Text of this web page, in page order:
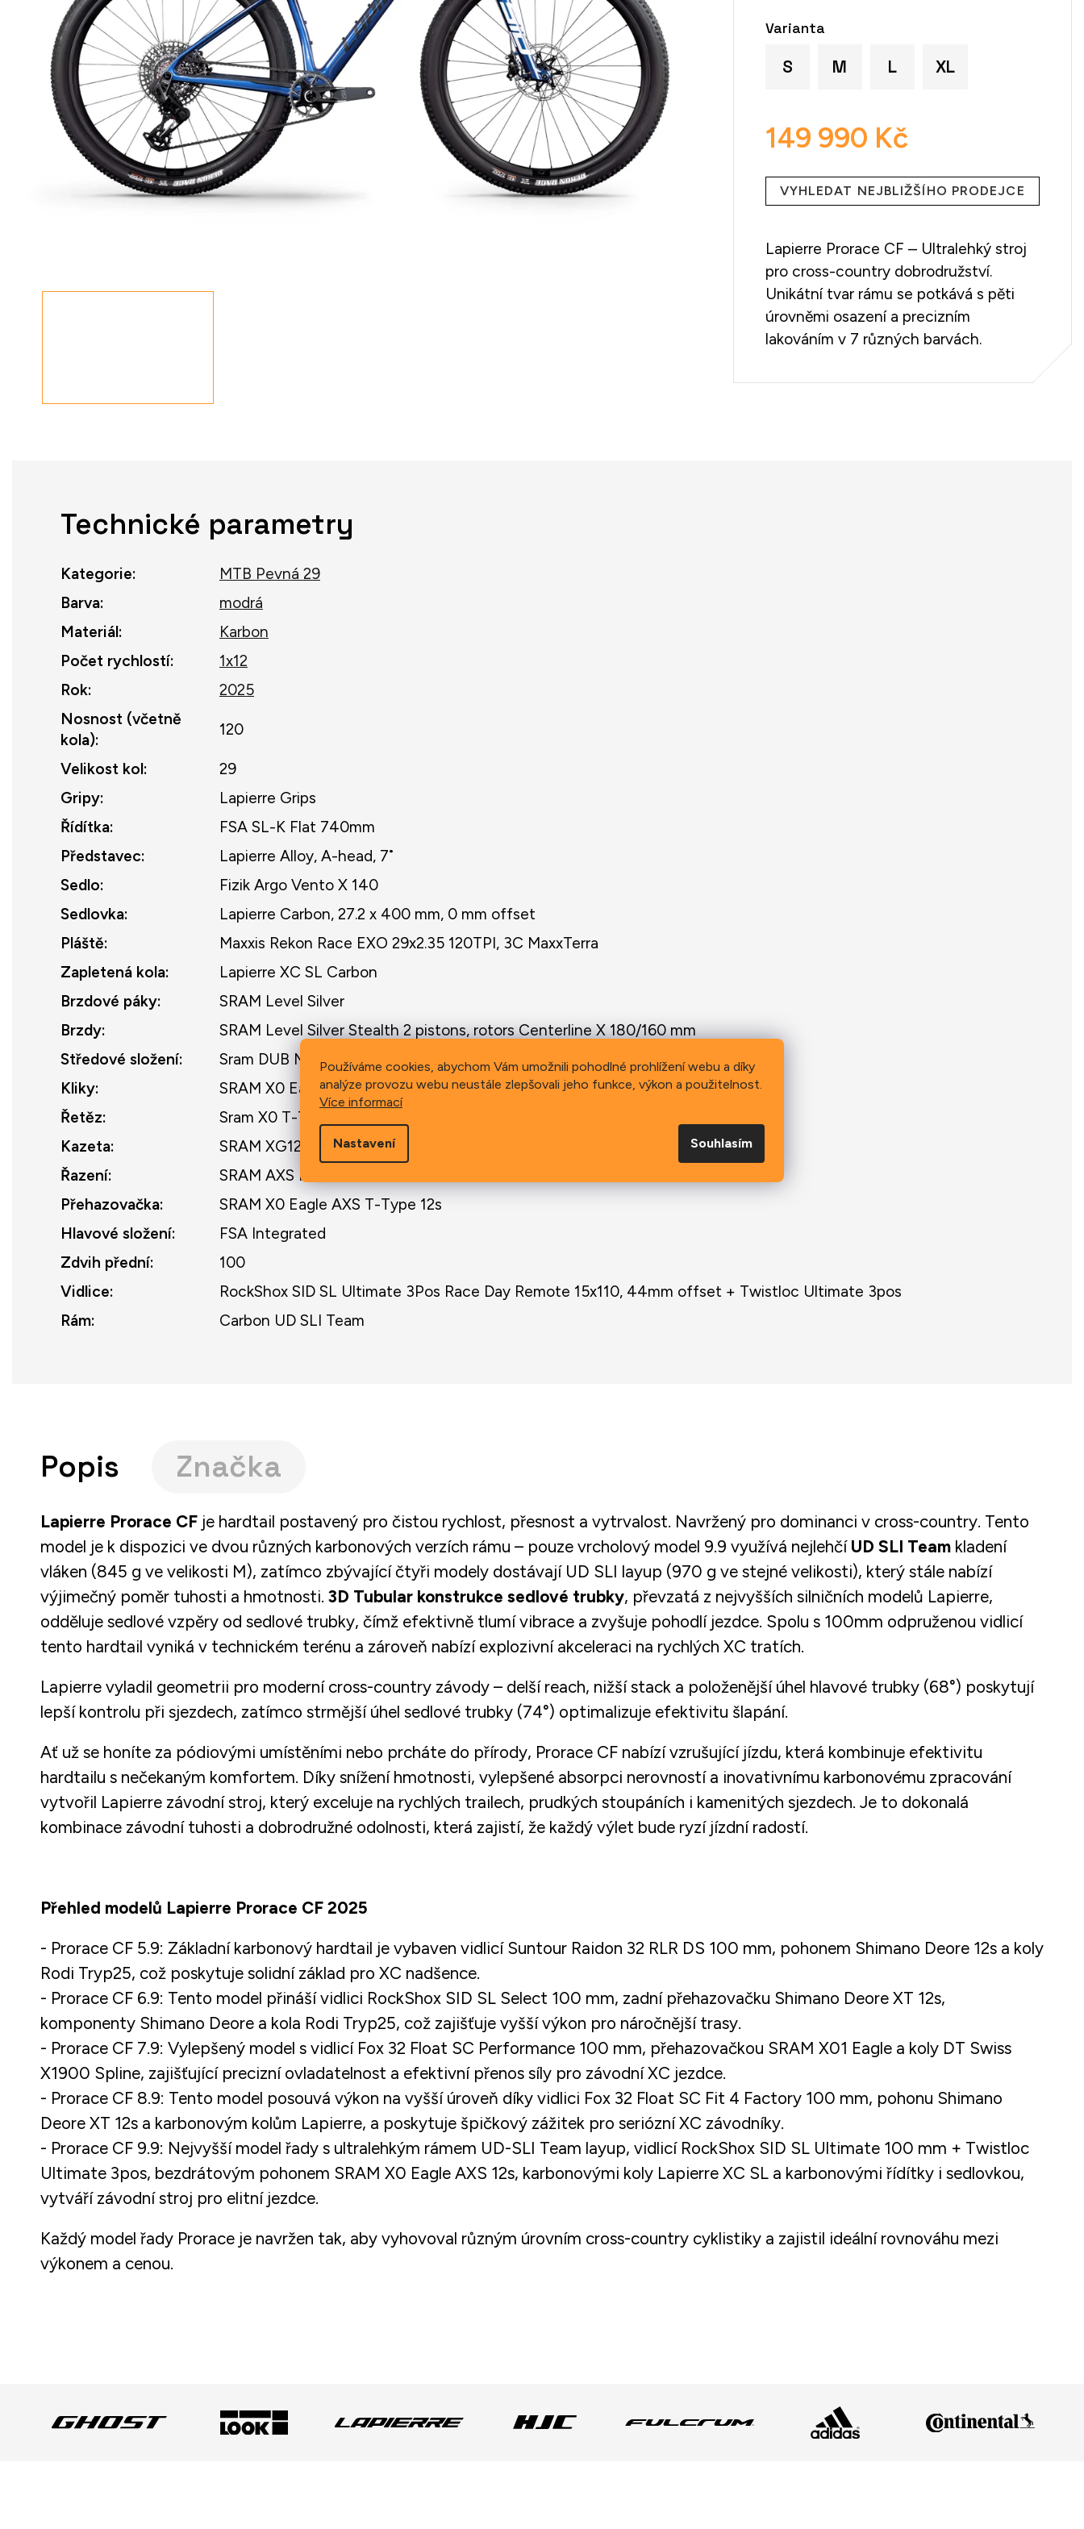
Používáme cookies, abychom Vám umožnili pohodlné prohlížení webu a díky
analýze provozu webu neustále zlepšovali jeho funkce, výkon a použitelnost.
Více informací
Nastavení Souhlasím
149 990 Kč
cena:
VYHLEDAT NEJBLIŽŠÍHO PRODEJCE
Varianta
S M L XL
Lapierre Prorace CF – Ultralehký stroj
pro cross-country dobrodružství.
Unikátní tvar rámu se potkává s pěti
úrovněmi osazení a precizním
lakováním v 7 různých barvách.
Technické parametry
Kategorie:
MTB Pevná 29
Barva:
modrá
Materiál:
Karbon
Počet rychlostí:
1x12
Rok:
2025
Nosnost (včetně
kola):
120
Velikost kol:
29
Gripy:
Lapierre Grips
Řídítka:
FSA SL-K Flat 740mm
Představec:
Lapierre Alloy, A-head, 7˚
Sedlo:
Fizik Argo Vento X 140
Sedlovka:
Lapierre Carbon, 27.2 x 400 mm, 0 mm offset
Pláště:
Maxxis Rekon Race EXO 29x2.35 120TPI, 3C MaxxTerra
Zapletená kola:
Lapierre XC SL Carbon
Brzdové páky:
SRAM Level Silver
Brzdy:
SRAM Level Silver Stealth 2 pistons, rotors Centerline X 180/160 mm
Středové složení:
Sram DUB MTB Wide, Press Fit 92
Kliky:
SRAM X0 Eagle T-Type DUB 34T 170mm (S), 175mm (M, L, XL)
Řetěz:
Sram X0 T-Type
Kazeta:
SRAM XG1275 T-Type 10-52s
Řazení:
SRAM AXS Pod 12s
Přehazovačka:
SRAM X0 Eagle AXS T-Type 12s
Hlavové složení:
FSA Integrated
Zdvih přední:
100
Vidlice:
RockShox SID SL Ultimate 3Pos Race Day Remote 15x110, 44mm offset + Twistloc Ultimate 3pos
Rám: Carbon UD SLI Team
Popis Značka
Lapierre Prorace CF je hardtail postavený pro čistou rychlost, přesnost a vytrvalost. Navržený pro dominanci v cross-country. Tento
model je k dispozici ve dvou různých karbonových verzích rámu – pouze vrcholový model 9.9 využívá nejlehčí UD SLI Team kladení
vláken (845 g ve velikosti M), zatímco zbývající čtyři modely dostávají UD SLI layup (970 g ve stejné velikosti), který stále nabízí
výjimečný poměr tuhosti a hmotnosti. 3D Tubular konstrukce sedlové trubky, převzatá z nejvyšších silničních modelů Lapierre,
odděluje sedlové vzpěry od sedlové trubky, čímž efektivně tlumí vibrace a zvyšuje pohodlí jezdce. Spolu s 100mm odpruženou vidlicí
tento hardtail vyniká v technickém terénu a zároveň nabízí explozivní akceleraci na rychlých XC tratích.
Lapierre vyladil geometrii pro moderní cross-country závody – delší reach, nižší stack a položenější úhel hlavové trubky (68°) poskytují
lepší kontrolu při sjezdech, zatímco strmější úhel sedlové trubky (74°) optimalizuje efektivitu šlapání.
Ať už se honíte za pódiovými umístěními nebo prcháte do přírody, Prorace CF nabízí vzrušující jízdu, která kombinuje efektivitu
hardtailu s nečekaným komfortem. Díky snížení hmotnosti, vylepšené absorpci nerovností a inovativnímu karbonovému zpracování
vytvořil Lapierre závodní stroj, který exceluje na rychlých trailech, prudkých stoupáních i kamenitých sjezdech. Je to dokonalá
kombinace závodní tuhosti a dobrodružné odolnosti, která zajistí, že každý výlet bude ryzí jízdní radostí.
Přehled modelů Lapierre Prorace CF 2025
- Prorace CF 5.9: Základní karbonový hardtail je vybaven vidlicí Suntour Raidon 32 RLR DS 100 mm, pohonem Shimano Deore 12s a koly
Rodi Tryp25, což poskytuje solidní základ pro XC nadšence.
- Prorace CF 6.9: Tento model přináší vidlici RockShox SID SL Select 100 mm, zadní přehazovačku Shimano Deore XT 12s,
komponenty Shimano Deore a kola Rodi Tryp25, což zajišťuje vyšší výkon pro náročnější trasy.
- Prorace CF 7.9: Vylepšený model s vidlicí Fox 32 Float SC Performance 100 mm, přehazovačkou SRAM X01 Eagle a koly DT Swiss
X1900 Spline, zajišťující precizní ovladatelnost a efektivní přenos síly pro závodní XC jezdce.
- Prorace CF 8.9: Tento model posouvá výkon na vyšší úroveň díky vidlici Fox 32 Float SC Fit 4 Factory 100 mm, pohonu Shimano
Deore XT 12s a karbonovým kolům Lapierre, a poskytuje špičkový zážitek pro seriózní XC závodníky.
- Prorace CF 9.9: Nejvyšší model řady s ultralehkým rámem UD-SLI Team layup, vidlicí RockShox SID SL Ultimate 100 mm + Twistloc
Ultimate 3pos, bezdrátovým pohonem SRAM X0 Eagle AXS 12s, karbonovými koly Lapierre XC SL a karbonovými řídítky i sedlovkou,
vytváří závodní stroj pro elitní jezdce.
Každý model řady Prorace je navržen tak, aby vyhovoval různým úrovním cross-country cyklistiky a zajistil ideální rovnováhu mezi
výkonem a cenou.